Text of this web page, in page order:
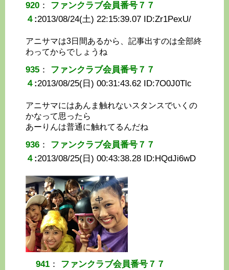
920 ： ファンクラブ会員番号７７
４ :2013/08/24(土) 22:15:39.07 ID:Zr1PexU/
アニサマは3日間あるから、記事出すのは全部終
わってからでしょうね
935 ： ファンクラブ会員番号７７
４ :2013/08/25(日) 00:31:43.62 ID:7O0J0Tlc
アニサマにはあんま触れないスタンスでいくの
かなって思ったら
あーりんは普通に触れてるんだね
936 ： ファンクラブ会員番号７７
４ :2013/08/25(日) 00:43:38.28 ID:HQdJi6wD
941 ： ファンクラブ会員番号７７